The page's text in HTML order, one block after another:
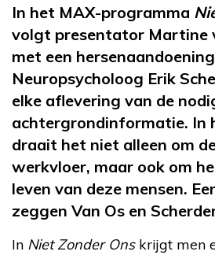
In het MAX-programma
volgt presentator Martine
met een
Neuropsycholoog Erik
elke aflevering van de
achtergrondinformatie. In
draait het niet alleen om
werkvloer, maar ook om
leven van deze mensen.
zeggen Van Os en
In Niet Zonder Onskrijgt men